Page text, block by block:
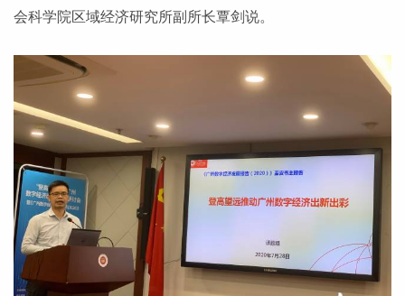
会科学院区域经济研究所副所长覃剑说。